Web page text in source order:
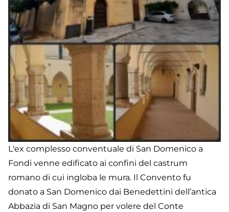
L'ex complesso conventuale di San Domenico a
Fondi venne edificato ai confini del castrum
romano di cui ingloba le mura. Il Convento fu
donato a San Domenico dai Benedettini dell’antica
Abbazia di San Magno per volere del Conte